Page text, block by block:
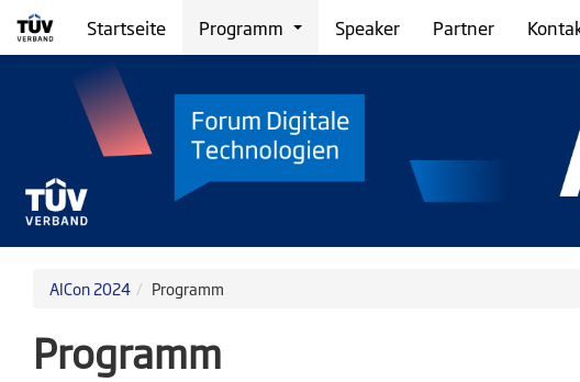
Startseite Programm Speaker Partner
AICon 2024 Programm
Programm